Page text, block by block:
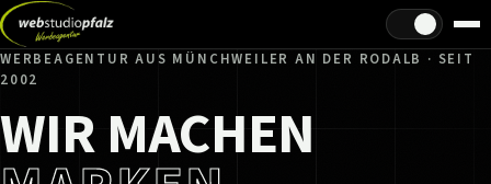
Hell/Dunkel
WERBEAGENTUR AUS MÜNCHWEILER AN DER RODALB · SEIT
2002
WIR MACHEN